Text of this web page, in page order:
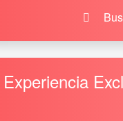
Experiencia